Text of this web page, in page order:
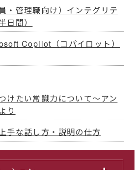
・管理職向け）インテグリテ
日間）
Copilot（コパイロット）
けたい常識力について～アン
り
手な話し方・説明の仕方